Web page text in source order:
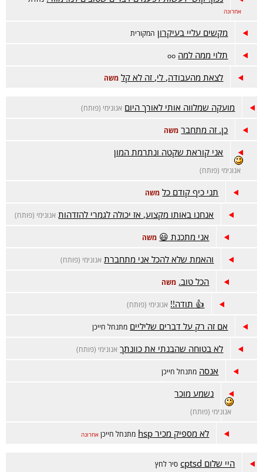
אחרונה
מקשים עליי בעיקרון המקורית
תלוי ממה למה oo
לצאת מהעבודה, לי, זה לא קל משה
מועקה שמלווה אותי לאורך היום אנונימי (פותח)
כן. זה מתחבר משה
אני קוראת שקטה ונתרמת המון
אנונימי (פותח)
תני כיף קודם כל משה
אנחנו באותו מקצוע, אז יכולה לגמרי להזדהות אנונימי (פותח)
אני מתכנת 😃 משה
והאמת שלא להכל אני מתחברת אנונימי (פותח)
הכל טוב. משה
👍 תודה!! אנונימי (פותח)
אם זה רק על דברים שליליים מתנחל חייכן
לא בטוחה שהבנתי את כוונתך אנונימי (פותח)
אנסה מתנחל חייכן
נשמע מוכר
אנונימי (פותח)
לא מספיק מכיר hsp מתנחל חייכן אחרונה
היי שלום cptsd סיר לחץ